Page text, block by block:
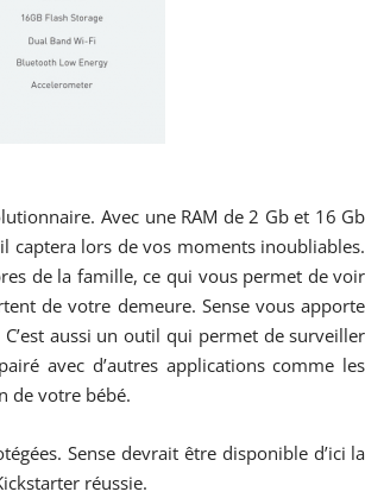
Avec une RAM de 2 Gb et 16 Gb
captera lors de vos moments inoubliables.
de la famille, ce qui vous permet de voir
de votre demeure. Sense vous apporte
aussi un outil qui permet de surveiller
avec d’autres applications comme les
de votre bébé.
Sense devrait être disponible d’ici la
réussie.